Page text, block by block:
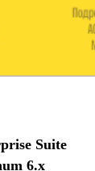
Suite
6.x